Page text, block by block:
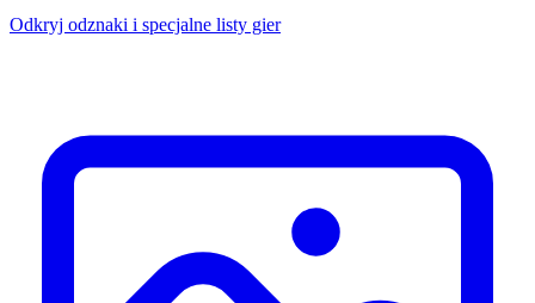
Odkryj odznaki i specjalne listy gier